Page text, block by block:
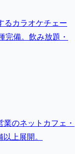
るカラオケチェー
完備。飲み放題・
のネットカフェ・
上展開。